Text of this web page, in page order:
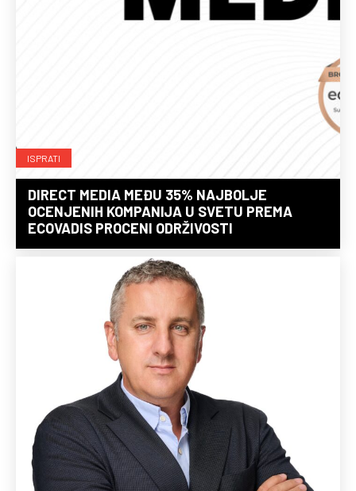
ISPRATI
DIRECT MEDIA MEĐU 35% NAJBOLJE
OCENJENIH KOMPANIJA U SVETU PREMA
ECOVADIS PROCENI ODRŽIVOSTI